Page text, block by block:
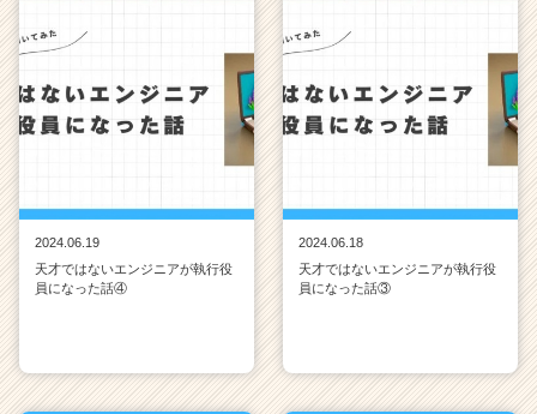
2024.06.19
天才ではないエンジニアが執行役
員になった話④
2024.06.18
天才ではないエンジニアが執行役
員になった話③